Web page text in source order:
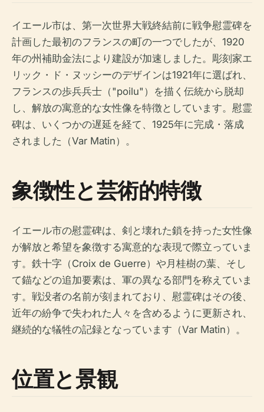
イエール市は、第一次世界大戦終結前に戦争慰霊碑を
計画した最初のフランスの町の一つでしたが、1920
年の州補助金法により建設が加速しました。彫刻家エ
リック・ド・ヌッシーのデザインは1921年に選ばれ、
フランスの歩兵兵士（"poilu"）を描く伝統から脱却
し、解放の寓意的な女性像を特徴としています。慰霊
碑は、いくつかの遅延を経て、1925年に完成・落成
されました（Var Matin）。
象徴性と芸術的特徴
イエール市の慰霊碑は、剣と壊れた鎖を持った女性像
が解放と希望を象徴する寓意的な表現で際立っていま
す。鉄十字（Croix de Guerre）や月桂樹の葉、そし
て錨などの追加要素は、軍の異なる部門を称えていま
す。戦没者の名前が刻まれており、慰霊碑はその後、
近年の紛争で失われた人々を含めるように更新され、
継続的な犠牲の記録となっています（Var Matin）。
位置と景観